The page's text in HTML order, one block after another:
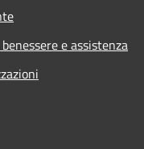
e assistenza